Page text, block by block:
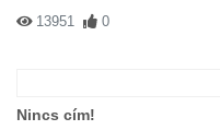
13951 0
Nincs cím!